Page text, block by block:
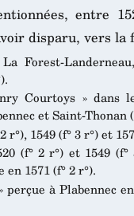
entre
disparu, vers la
Forest-
Courtoys » dans
et Saint-Thonan
1549 (f° 3 r°) et
(f° 2 r°) et 1549
1571 (f° 2 r°).
à Plabennec